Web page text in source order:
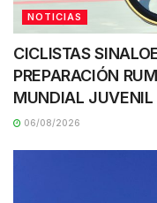
NOTICIAS
CICLISTAS
PREPARACIÓN
MUNDIAL
06/08/2026